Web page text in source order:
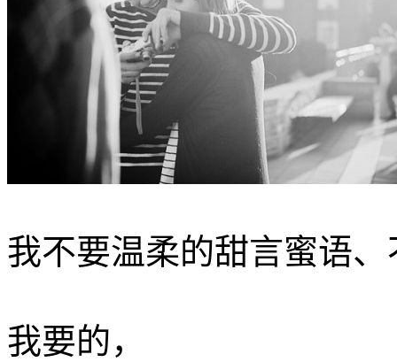
我不要温柔的甜言蜜语
我要的，